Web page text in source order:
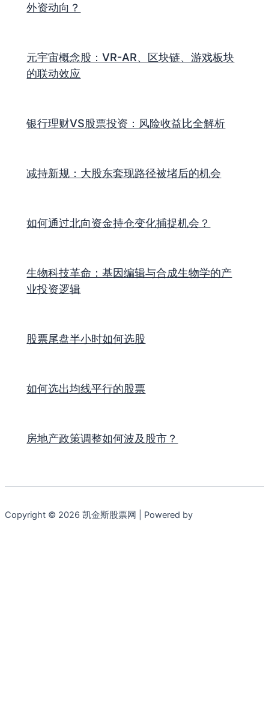
外资动向？
元宇宙概念股：VR-AR、区块链、游戏板块
的联动效应
银行理财VS股票投资：风险收益比全解析
减持新规：大股东套现路径被堵后的机会
如何通过北向资金持仓变化捕捉机会？
生物科技革命：基因编辑与合成生物学的产
业投资逻辑
股票尾盘半小时如何选股
如何选出均线平行的股票
房地产政策调整如何波及股市？
Copyright © 2026 凯金斯股票网 | Powered by